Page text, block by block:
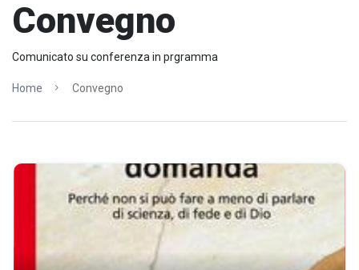
Convegno
Comunicato su conferenza in prgramma
Home Convegno